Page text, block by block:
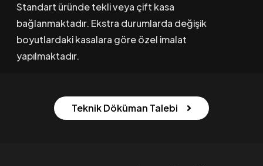
Standart üründe tekli veya çift kasa
bağlanmaktadır. Ekstra durumlarda değişik
boyutlardaki kasalara göre özel imalat
yapılmaktadır.
Teknik Döküman Talebi